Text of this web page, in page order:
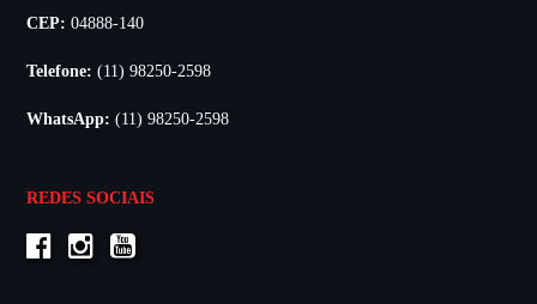
CEP: 04888-140
Telefone: (11) 98250-2598
WhatsApp: (11) 98250-2598
REDES SOCIAIS